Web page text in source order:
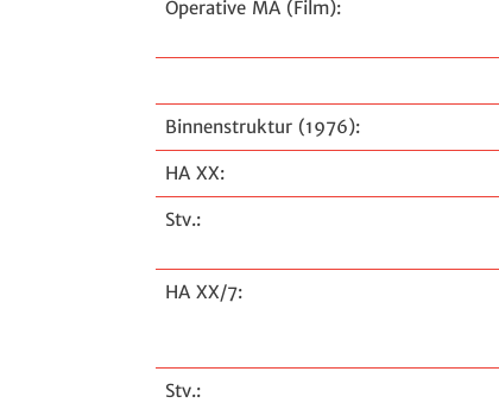
Operative MA (Film):
Binnenstruktur (1976):
HA XX:
Stv.:
HA XX/7:
Stv.: